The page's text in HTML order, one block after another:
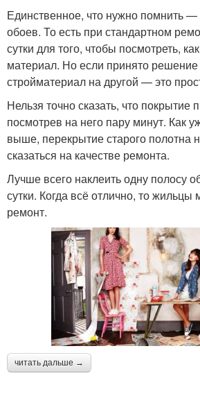
Единственное, что нужно помнить —
обоев. То есть при стандартном
сутки для того, чтобы посмотреть,
материал. Но если принято решение
стройматериал на другой — это
Нельзя точно сказать, что покрытие
посмотрев на него пару минут. Как
выше, перекрытие старого полотна
сказаться на качестве ремонта.
Лучше всего наклеить одну полосу
сутки. Когда всё отлично, то жильцы
ремонт.
читать дальше →